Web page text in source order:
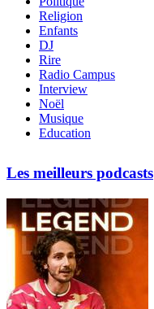
Religion
Enfants
DJ
Rire
Radio Campus
Interview
Noël
Musique
Education
Les meilleurs podcasts